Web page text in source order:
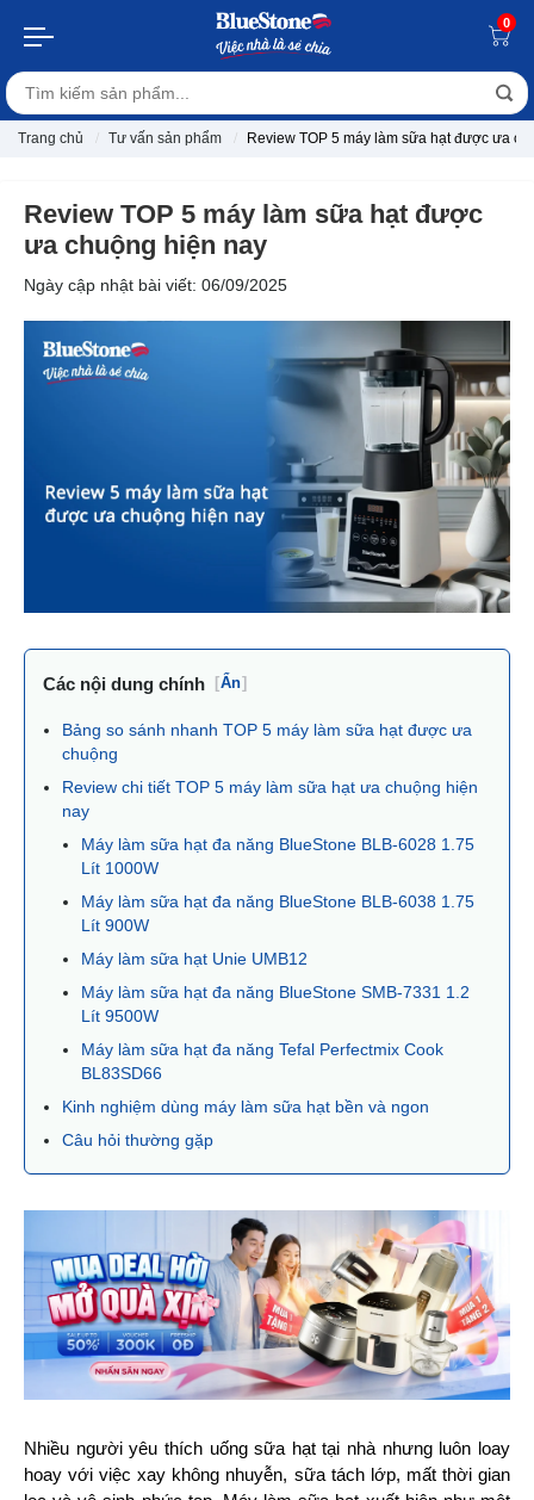
0
Trang chủ Tư vấn sản phẩm Review TOP 5 máy làm sữa hạt được ưa
Review TOP 5 máy làm sữa hạt được
ưa chuộng hiện nay
Ngày cập nhật bài viết: 06/09/2025
Các nội dung chính [Ẩn]
Bảng so sánh nhanh TOP 5 máy làm sữa hạt được ưa
chuộng
Review chi tiết TOP 5 máy làm sữa hạt ưa chuộng hiện
nay
Máy làm sữa hạt đa năng BlueStone BLB-6028 1.75
Lít 1000W
Máy làm sữa hạt đa năng BlueStone BLB-6038 1.75
Lít 900W
Máy làm sữa hạt Unie UMB12
Máy làm sữa hạt đa năng BlueStone SMB-7331 1.2
Lít 9500W
Máy làm sữa hạt đa năng Tefal Perfectmix Cook
BL83SD66
Kinh nghiệm dùng máy làm sữa hạt bền và ngon
Câu hỏi thường gặp
Nhiều người yêu thích uống sữa hạt tại nhà nhưng luôn loay
hoay với việc xay không nhuyễn, sữa tách lớp, mất thời gian